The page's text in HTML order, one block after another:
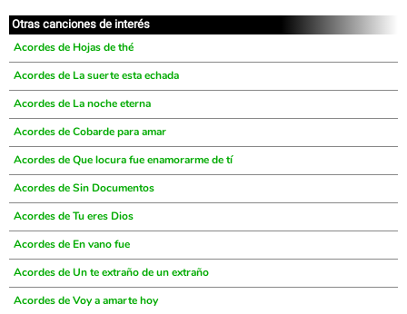
Otras canciones de interés
Acordes de Hojas de thé
Acordes de La suerte esta echada
Acordes de La noche eterna
Acordes de Cobarde para amar
Acordes de Que locura fue enamorarme de tí
Acordes de Sin Documentos
Acordes de Tu eres Dios
Acordes de En vano fue
Acordes de Un te extraño de un extraño
Acordes de Voy a amarte hoy